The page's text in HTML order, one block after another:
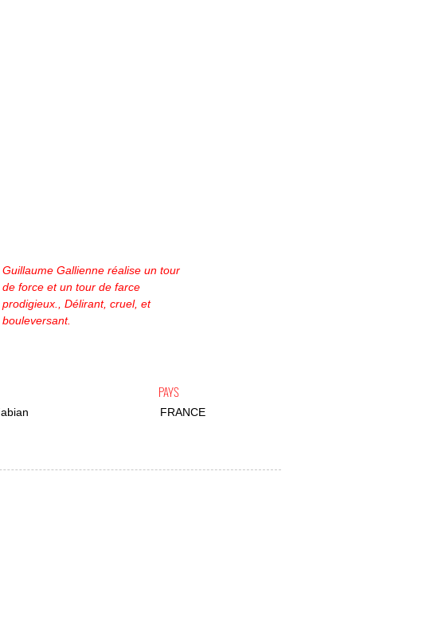
Guillaume Gallienne réalise un tour
de force et un tour de farce
prodigieux., Délirant, cruel, et
bouleversant.
PAYS
FRANCE